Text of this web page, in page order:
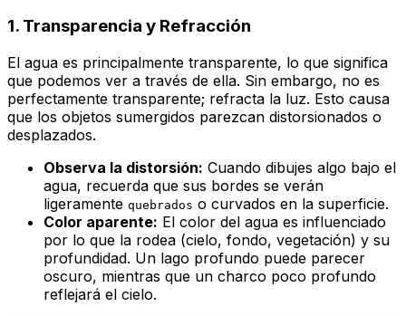
1. Transparencia y Refracción
El agua es principalmente transparente, lo que significa
que podemos ver a través de ella. Sin embargo, no es
perfectamente transparente; refracta la luz. Esto causa
que los objetos sumergidos parezcan distorsionados o
desplazados.
Observa la distorsión: Cuando dibujes algo bajo el
agua, recuerda que sus bordes se verán
ligeramente quebrados o curvados en la superficie.
Color aparente: El color del agua es influenciado
por lo que la rodea (cielo, fondo, vegetación) y su
profundidad. Un lago profundo puede parecer
oscuro, mientras que un charco poco profundo
reflejará el cielo.